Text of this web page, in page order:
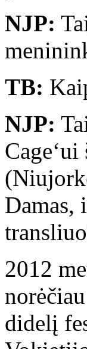
NJP:
TB:
NJP:
Damas,
2012
didelį